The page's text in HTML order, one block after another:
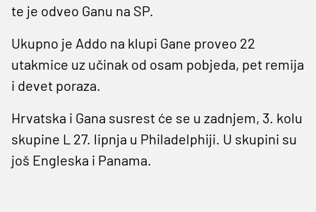
te je odveo Ganu na SP.
Ukupno je Addo na klupi Gane proveo 22
utakmice uz učinak od osam pobjeda, pet remija
i devet poraza.
Hrvatska i Gana susrest će se u zadnjem, 3. kolu
skupine L 27. lipnja u Philadelphiji. U skupini su
još Engleska i Panama.